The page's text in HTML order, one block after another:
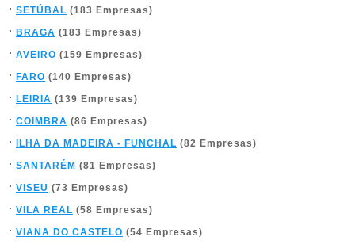
SETÚBAL (183 Empresas)
BRAGA (183 Empresas)
AVEIRO (159 Empresas)
FARO (140 Empresas)
LEIRIA (139 Empresas)
COIMBRA (86 Empresas)
ILHA DA MADEIRA - FUNCHAL (82 Empresas)
SANTARÉM (81 Empresas)
VISEU (73 Empresas)
VILA REAL (58 Empresas)
VIANA DO CASTELO (54 Empresas)